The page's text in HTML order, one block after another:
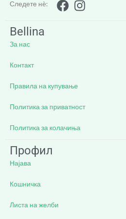
Следете нè:
Bellina
За нас
Контакт
Правила на купување
Политика за приватност
Политика за колачиња
Профил
Најава
Кошничка
Листа на желби